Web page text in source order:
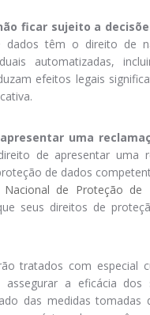
ficar sujeito a
dados têm o direito de
automatizadas,
efeitos legais
uma
de apresentar uma
de dados
Nacional de Proteção de
seus direitos de
tratados com especial
assegurar a eficácia dos
das medidas tomadas